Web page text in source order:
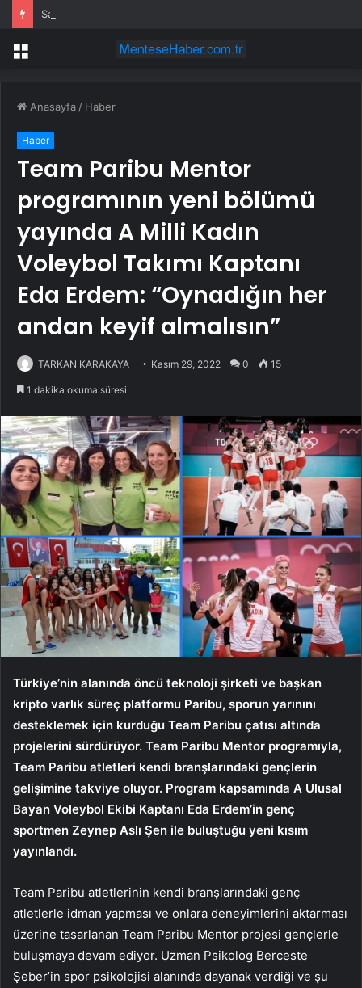
Menü
Anasayfa / Haber
Haber
Team Paribu Mentor
programının yeni bölümü
yayında A Milli Kadın
Voleybol Takımı Kaptanı
Eda Erdem: “Oynadığın her
andan keyif almalısın”
TARKAN KARAKAYA Kasım 29, 2022 0 15
1 dakika okuma süresi
Türkiye’nin alanında öncü teknoloji şirketi ve başkan
kripto varlık süreç platformu Paribu, sporun yarınını
desteklemek için kurduğu Team Paribu çatısı altında
projelerini sürdürüyor. Team Paribu Mentor programıyla,
Team Paribu atletleri kendi branşlarındaki gençlerin
gelişimine takviye oluyor. Program kapsamında A Ulusal
Bayan Voleybol Ekibi Kaptanı Eda Erdem’in genç
sportmen Zeynep Aslı Şen ile buluştuğu yeni kısım
yayınlandı.
Team Paribu atletlerinin kendi branşlarındaki genç
atletlerle idman yapması ve onlara deneyimlerini aktarması
üzerine tasarlanan Team Paribu Mentor projesi gençlerle
buluşmaya devam ediyor. Uzman Psikolog Berceste
Şeber’in spor psikolojisi alanında dayanak verdiği ve şu